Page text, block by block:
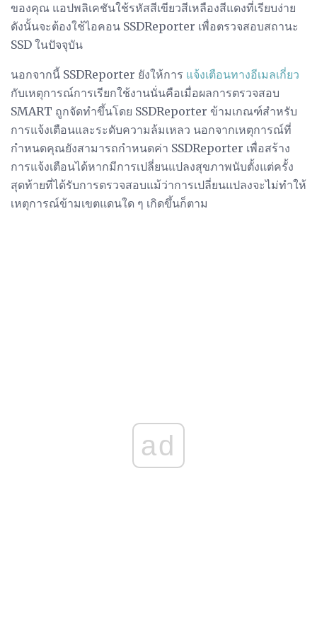
ของคุณ แอปพลิเคชันใช้รหัสสีเขียวสีเหลืองสีแดงที่เรียบง่าย
ดังนั้นจะต้องใช้ไอคอน SSDReporter เพื่อตรวจสอบสถานะ
SSD ในปัจจุบัน
นอกจากนี้ SSDReporter ยังให้การ แจ้งเตือนทางอีเมลเกี่ยว
กับเหตุการณ์การเรียกใช้งานนั่นคือเมื่อผลการตรวจสอบ
SMART ถูกจัดทำขึ้นโดย SSDReporter ข้ามเกณฑ์สำหรับ
การแจ้งเตือนและระดับความล้มเหลว นอกจากเหตุการณ์ที่
กำหนดคุณยังสามารถกำหนดค่า SSDReporter เพื่อสร้าง
การแจ้งเตือนได้หากมีการเปลี่ยนแปลงสุขภาพนับตั้งแต่ครั้ง
สุดท้ายที่ได้รับการตรวจสอบแม้ว่าการเปลี่ยนแปลงจะไม่ทำให้
เหตุการณ์ข้ามเขตแดนใด ๆ เกิดขึ้นก็ตาม
ad